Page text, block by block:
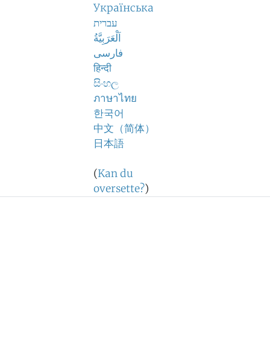
Українська
עברית
اَلْعَرَبِيَّةُ
فارسی
हिन्दी
සිංහල
ภาษาไทย
한국어
中文（简体）
日本語
(Kan du
oversette?)